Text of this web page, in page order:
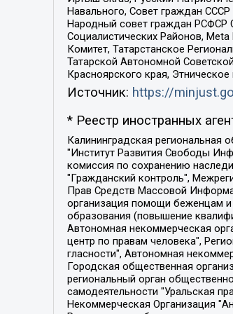
Навального, Совет граждан
Народный совет граждан РСФСР
Социалистических Районов,
Комитет, Татарстанское
Татарской Автономной
Красноярского края,
Источник: https://
* Реестр иностранных
Калининградская региональная общественная организация "Экозащита!-Женсовет", Фонд содействия защите прав и свобод граждан "Общественный вердикт", Фонд "Институт Развития Свободы Информации", Частное учреждение "Информационное агентство МЕМО. РУ", Региональная общественная организация "Общественная комиссия по сохранению наследия академика Сахарова", Фонд поддержки свободы прессы, Санкт-Петербургская общественная правозащитная организация "Гражданский контроль", Межрегиональная общественная организация "Информационно-просветительский центр "Мемориал", Региональный Фонд "Центр Защиты Прав Средств Массовой Информации", с 05.12.2023 Фонд "Центр Защиты Прав Средств массовой информации", Региональная общественная благотворительная организация помощи беженцам и мигрантам "Гражданское содействие", Негосударственное образовательное учреждение дополнительного профессионального образования (повышение квалификации) специалистов "АКАДЕМИЯ ПО ПРАВАМ ЧЕЛОВЕКА", Свердловская региональная общественная организация "Сутяжник", Автономная некоммерческая организация "Центр независимых социологических исследований", Союз общественных объединений "Российский исследовательский центр по правам человека", Региональное общественное учреждение научно-информационный центр "МЕМОРИАЛ", Некоммерческая организация "Фонд защиты гласности", Автономная некоммерческая организация "Институт прав человека", Городская общественная организация "Екатеринбургское общество "МЕМОРИАЛ", Городская общественная организация "Рязанское историко-просветительское и правозащитное общество "Мемориал" (Рязанский Мемориал), Челябинский региональный орган общественной самодеятельности – женское общественное объединение "Женщины Евразии", Челябинский региональный орган общественной самодеятельности "Уральская правозащитная группа", Фонд содействия защите здоровья и социальной справедливости имени Андрея Рылькова, Автономная Некоммерческая Организация